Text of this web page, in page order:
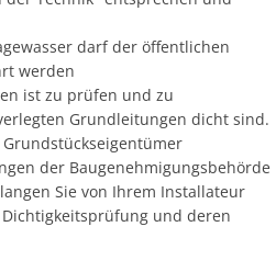
darf der öffentlichen
werden
ist zu prüfen und zu
Grundleitungen dicht sind.
der Baugenehmigungsbehörde
Sie von Ihrem Installateur
und deren